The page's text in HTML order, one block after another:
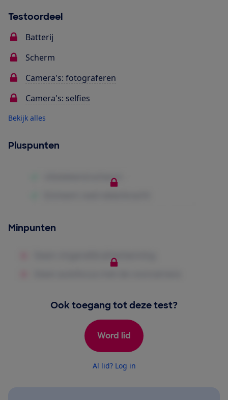
Testoordeel
Batterij
Scherm
Camera's: fotograferen
Camera's: selfies
Bekijk alles
Pluspunten
Minpunten
Ook toegang tot deze test?
Word lid
Al lid? Log in